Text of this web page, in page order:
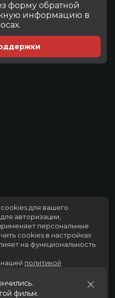
форму обратной
информацию в
фильм.
для вашего
авторизации,
персональные
cookies в настройках
на функциональность
нашей политикой